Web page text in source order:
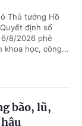
Thủ tướng Hồ
định số
6/8/2026 phê
khoa học, công...
bão, lũ,